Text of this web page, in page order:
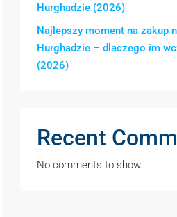
Hurghadzie (2026)
Najlepszy moment na zakup
Hurghadzie – dlaczego im
(2026)
Recent
No comments to show.